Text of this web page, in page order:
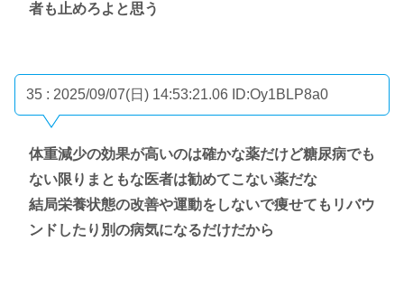
者も止めろよと思う
35 : 2025/09/07(日) 14:53:21.06 ID:Oy1BLP8a0
体重減少の効果が高いのは確かな薬だけど糖尿病でも
ない限りまともな医者は勧めてこない薬だな
結局栄養状態の改善や運動をしないで痩せてもリバウ
ンドしたり別の病気になるだけだから